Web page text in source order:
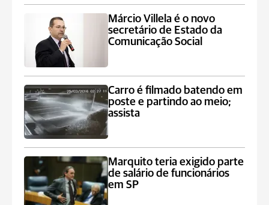
Márcio Villela é o novo
secretário de Estado da
Comunicação Social
Carro é filmado batendo em
poste e partindo ao meio;
assista
Marquito teria exigido parte
de salário de funcionários
em SP